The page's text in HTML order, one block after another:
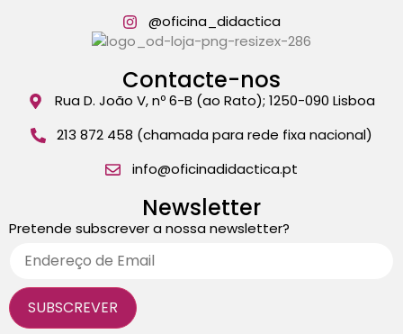
@oficina_didactica
Contacte-nos
Rua D. João V, nº 6-B (ao Rato); 1250-090 Lisboa
213 872 458 (chamada para rede fixa nacional)
info@oficinadidactica.pt
Newsletter
Pretende subscrever a nossa newsletter?